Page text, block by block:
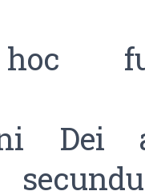
hoc
Dei